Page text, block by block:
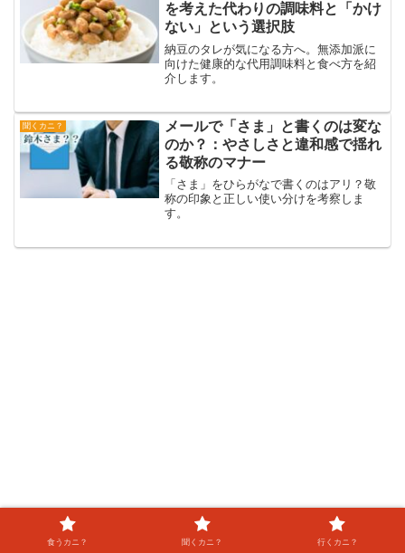
を考えた代わりの調味料と「かけ
ない」という選択肢
納豆のタレが気になる方へ。無添加派に
向けた健康的な代用調味料と食べ方を紹
介します。
聞くカニ？
メールで「さま」と書くのは変な
のか？：やさしさと違和感で揺れ
る敬称のマナー
「さま」をひらがなで書くのはアリ？敬
称の印象と正しい使い分けを考察しま
す。
食うカニ？ 聞くカニ？ 行くカニ？